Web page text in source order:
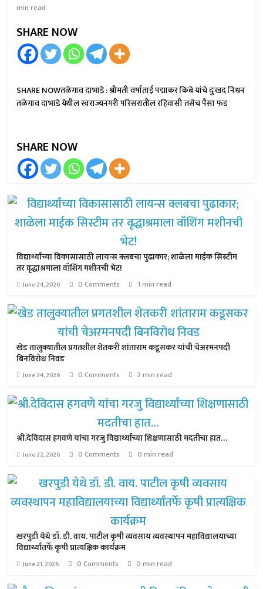
min read
SHARE NOW
SHARE NOWतळेगाव दाभाडे : श्रीमती वर्षाताई पद्माकर किबे यांचे दुःखद निधन
तळेगाव दाभाडे येथील स्वराज्यनगरी परिसरातील रहिवासी तसेच पैसा फंड
SHARE NOW
विद्यार्थ्यांच्या विकासासाठी लायन्स क्लबचा पुढाकार; शाळेला माईक सिस्टीम
तर वृद्धाश्रमाला वॉशिंग मशीनची भेट!
June 24, 2026 0 Comments 1 min read
खेड तालुक्यातील प्रगतशील शेतकरी शांताराम कडूसकर यांची चेअरमनपदी
बिनविरोध निवड
June 24, 2026 0 Comments 2 min read
श्री.देविदास हगवणे यांचा गरजु विद्यार्थ्यांच्या शिक्षणासाठी मदतीचा हात…
June 22, 2026 0 Comments 0 min read
खरपुडी येथे डॉ. डी. वाय. पाटील कृषी व्यवसाय व्यवस्थापन महाविद्यालयाच्या
विद्यार्थ्यांतर्फे कृषी प्रात्यक्षिक कार्यक्रम
June 21, 2026 0 Comments 0 min read